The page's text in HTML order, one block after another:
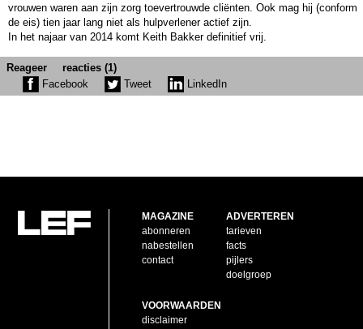
vrouwen waren aan zijn zorg toevertrouwde cliënten. Ook mag hij (conform
de eis) tien jaar lang niet als hulpverlener actief zijn.
In het najaar van 2014 komt Keith Bakker definitief vrij.
Reageer
reacties (1)
Facebook
Tweet LinkedIn
MAGAZINE
abonneren
nabestellen
contact
ADVERTEREN
tarieven
facts
pijlers
doelgroep
VOORWAARDEN
disclaimer